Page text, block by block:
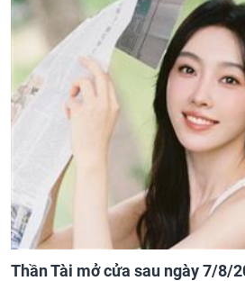
Thần Tài mở cửa sau ngày 7/8/